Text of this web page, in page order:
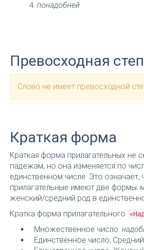
понадобней
Превосходная
Слово не имеет превосходной
Краткая форма
Краткая форма прилагательных не
падежам, но она изменяется по
единственном числе. Это означает,
прилагательные имеют две формы:
женский/средний род в
Кратка форма прилагательного
Множественное число:
Единственное число,